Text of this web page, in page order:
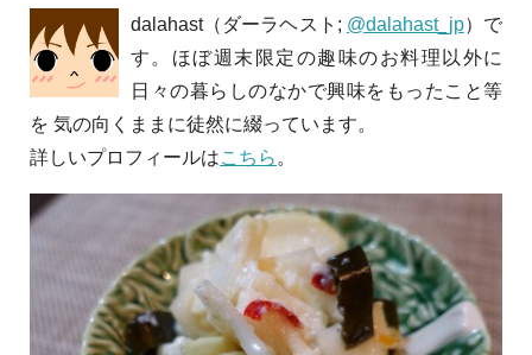
dalahast（ダーラヘスト; @dalahast_jp）で
す。ほぼ週末限定の趣味のお料理以外に
日々の暮らしのなかで興味をもったこと等
を 気の向くままに徒然に綴っています。
詳しいプロフィールはこちら 。